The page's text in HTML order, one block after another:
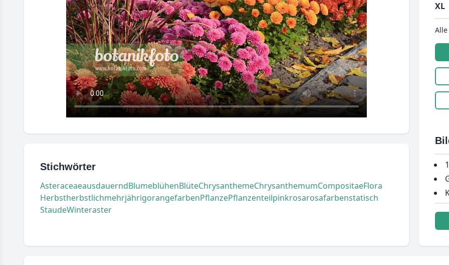
Stichwörter
AsteraceaeausdauerndBlumeblühenBlüteChrysanthemeChrysanthemumCompositaeFlora
HerbstherbstlichmehrjährigorangefarbenPflanzePflanzenteilpinkrosarosafarbenstatisch
StaudeWinteraster
XL